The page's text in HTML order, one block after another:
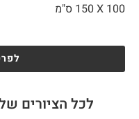
100 X
לכל הציורים